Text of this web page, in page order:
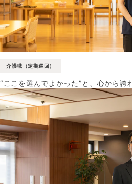
介護職（定期巡回）
“ここを選んでよかった”と、心から誇